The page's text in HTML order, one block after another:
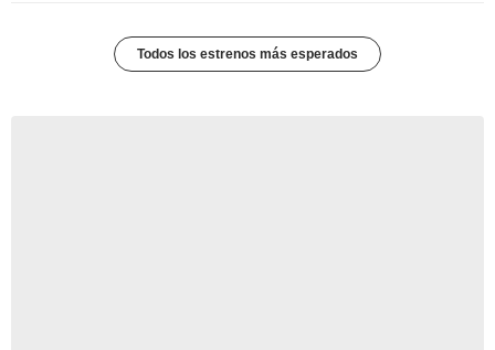
Todos los estrenos más esperados